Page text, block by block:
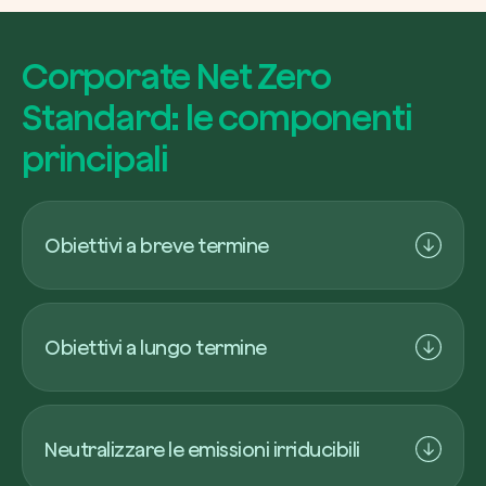
Corporate Net Zero
Standard: le componenti
principali
Obiettivi a breve termine
stabilire obiettivi scientificamente basati per
dimezzare le emissioni dirette e indirette entro il
Obiettivi a lungo termine
stabilire obiettivi scientificamente basati per ridurre
tutte le emissioni possibili, tendenzialmente oltre il
Neutralizzare le emissioni irriducibili